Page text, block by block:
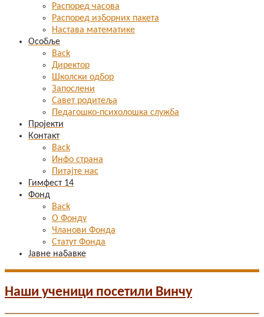
Распоред часова
Распоред изборних пакета
Настава математике
Особље
Back
Директор
Школски одбор
Запослени
Савет родитеља
Педагошко-психолошка служба
Пројекти
Контакт
Back
Инфо страна
Питајте нас
Гимфест 14
Фонд
Back
О Фонду
Чланови Фонда
Статут Фонда
Јавне набавке
Наши ученици посетили Винчу